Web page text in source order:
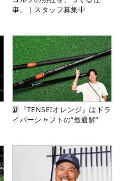
事。｜スタッフ募集中
新『TENSEIオレンジ』はドラ
イバーシャフトの“最適解”